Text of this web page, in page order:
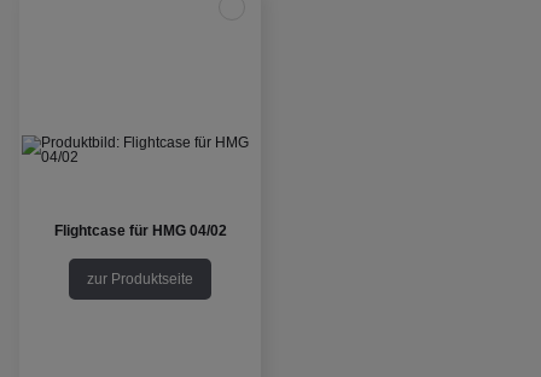
Flightcase für HMG 04/02
zur Produktseite